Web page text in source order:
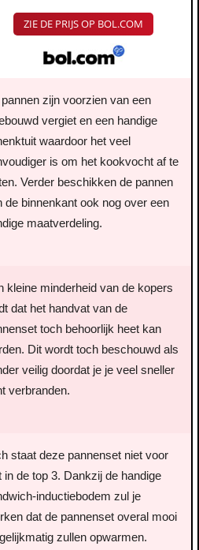
ZIE DE PRIJS OP BOL.COM
zijn voorzien van een
vergiet en een handige
waardoor het veel
is om het kookvocht af te
Verder beschikken de pannen
de binnenkant ook nog over een
maatverdeling.
kleine minderheid van de kopers
dat het handvat van de
toch behoorlijk heet kan
Dit wordt toch beschouwd als
veilig doordat je je veel sneller
verbranden.
staat deze pannenset niet voor
in de top 3. Dankzij de handige
inductiebodem zul je
dat de pannenset overal mooi
zullen opwarmen.